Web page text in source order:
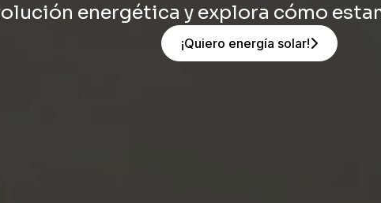
energética y explora cómo
¡Quiero energía solar!